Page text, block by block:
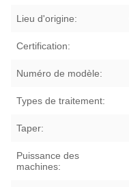
Lieu d'origine:
Certification:
Numéro de modèle:
Types de traitement:
Taper:
Puissance des
machines: